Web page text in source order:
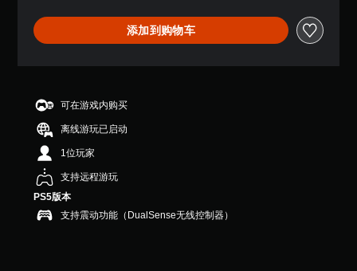
添加到购物车
可在游戏内购买
离线游玩已启动
1位玩家
支持远程游玩
PS5版本
支持震动功能（DualSense无线控制器）